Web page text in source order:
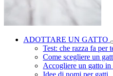
ADOTTARE UN GATTO
Test: che razza fa per
Come scegliere un
Accogliere un gatto
Idee di nomi per gatti